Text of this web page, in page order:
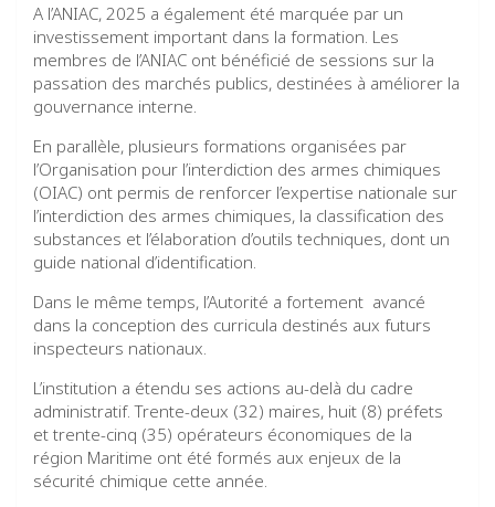
A l’ANIAC, 2025 a également été marquée par un
investissement important dans la formation. Les
membres de l’ANIAC ont bénéficié de sessions sur la
passation des marchés publics, destinées à améliorer la
gouvernance interne.
En parallèle, plusieurs formations organisées par
l’Organisation pour l’interdiction des armes chimiques
(OIAC) ont permis de renforcer l’expertise nationale sur
l’interdiction des armes chimiques, la classification des
substances et l’élaboration d’outils techniques, dont un
guide national d’identification.
Dans le même temps, l’Autorité a fortement avancé
dans la conception des curricula destinés aux futurs
inspecteurs nationaux.
L’institution a étendu ses actions au-delà du cadre
administratif. Trente-deux (32) maires, huit (8) préfets
et trente-cinq (35) opérateurs économiques de la
région Maritime ont été formés aux enjeux de la
sécurité chimique cette année.